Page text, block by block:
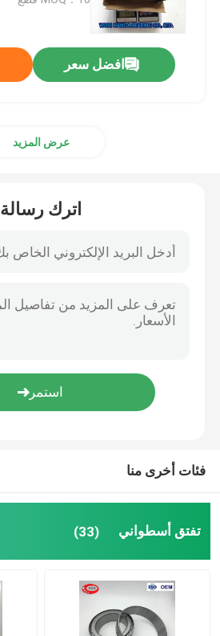
الزاوي اضعا الكرة الاتصال
إبرة أسطواني
رقيقة تحمل الجدار
NSK كروي
افضل سعر
عرض المزيد
اترك رسالة
فئات أخرى منا
تفتق أسطواني (33)